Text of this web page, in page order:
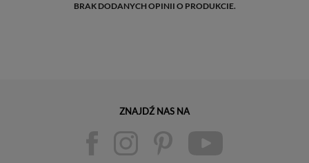
BRAK DODANYCH OPINII O PRODUKCIE.
ZNAJDŹ NAS NA